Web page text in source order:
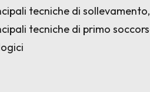
tecniche di
tecniche di primo